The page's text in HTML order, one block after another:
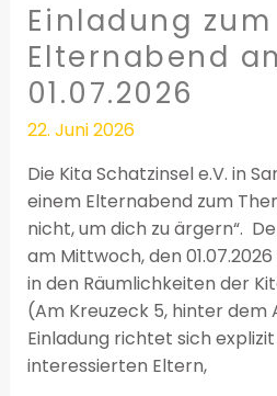
Einladung zum
Elternabend
01.07.2026
22. Juni 2026
Die Kita Schatzinsel e.V. in
einem Elternabend zum
nicht, um dich zu ärgern“.
am Mittwoch, den 01.07.2026
in den Räumlichkeiten der
(Am Kreuzeck 5, hinter dem
Einladung richtet sich
interessierten Eltern,
Einladung
zum
Elternabend
am
01.07.2026